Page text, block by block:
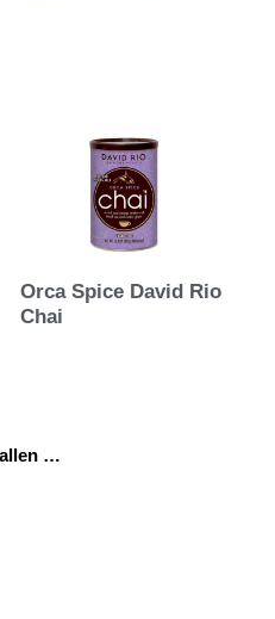
Orca Spice David Rio
Chai
…